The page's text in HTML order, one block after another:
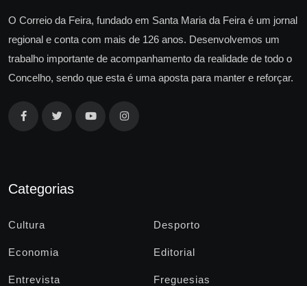
O Correio da Feira, fundado em Santa Maria da Feira é um jornal
regional e conta com mais de 126 anos. Desenvolvemos um
trabalho importante de acompanhamento da realidade de todo o
Concelho, sendo que esta é uma aposta para manter e reforçar.
Categorias
Cultura Desporto
Economia Editorial
Entrevista Freguesias